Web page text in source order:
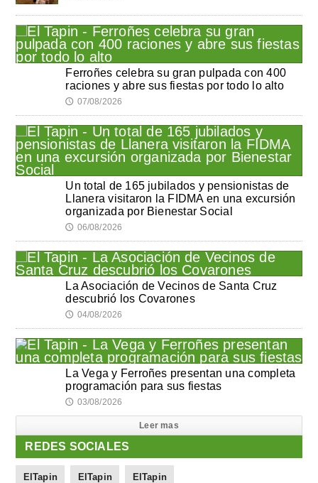
Ferroñes celebra su gran pulpada con 400
raciones y abre sus fiestas por todo lo alto
🕔 07/08/2026
Un total de 165 jubilados y pensionistas de
Llanera visitaron la FIDMA en una excursión
organizada por Bienestar Social
🕔 06/08/2026
La Asociación de Vecinos de Santa Cruz
descubrió los Covarones
🕔 04/08/2026
La Vega y Ferroñes presentan una completa
programación para sus fiestas
🕔 03/08/2026
Leer mas
REDES SOCIALES
ElTapin ElTapin ElTapin